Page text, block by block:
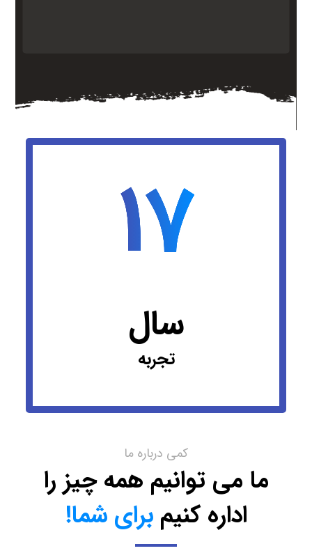
17
سال
تجربه
کمی درباره ما
ما می توانیم همه چیز را
اداره کنیمبرای شما!